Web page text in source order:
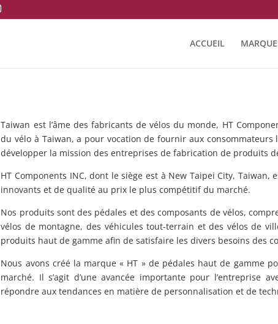
ACCUEIL
Taiwan est l’âme des fabricants de vélos du monde, HT
du vélo à Taiwan, a pour vocation de fournir aux
développer la mission des entreprises de fabrication de produits
HT Components INC, dont le siège est à New Taipei City,
innovants et de qualité au prix le plus compétitif du marché.
Nos produits sont des pédales et des composants de vélos,
vélos de montagne, des véhicules tout-terrain et des vélos de
produits haut de gamme afin de satisfaire les divers besoins des
Nous avons créé la marque « HT » de pédales haut de gamme
marché. Il s’agit d’une avancée importante pour l’entreprise
répondre aux tendances en matière de personnalisation et de